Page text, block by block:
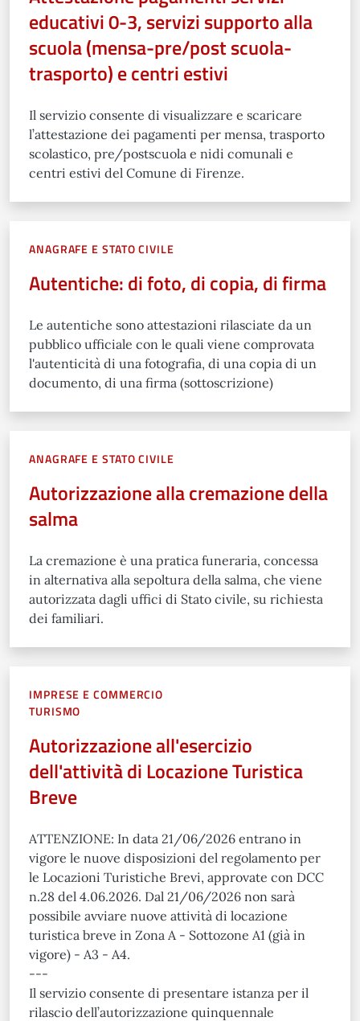
educativi 0-3, servizi supporto alla
scuola (mensa-pre/post scuola-
trasporto) e centri estivi
Il servizio consente di visualizzare e scaricare
l’attestazione dei pagamenti per mensa, trasporto
scolastico, pre/postscuola e nidi comunali e
centri estivi del Comune di Firenze.
ANAGRAFE E STATO CIVILE
Autentiche: di foto, di copia, di firma
Le autentiche sono attestazioni rilasciate da un
pubblico ufficiale con le quali viene comprovata
l'autenticità di una fotografia, di una copia di un
documento, di una firma (sottoscrizione)
ANAGRAFE E STATO CIVILE
Autorizzazione alla cremazione della
salma
La cremazione è una pratica funeraria, concessa
in alternativa alla sepoltura della salma, che viene
autorizzata dagli uffici di Stato civile, su richiesta
dei familiari.
IMPRESE E COMMERCIO
TURISMO
Autorizzazione all'esercizio
dell'attività di Locazione Turistica
Breve
ATTENZIONE: In data 21/06/2026 entrano in
vigore le nuove disposizioni del regolamento per
le Locazioni Turistiche Brevi, approvate con DCC
n.28 del 4.06.2026. Dal 21/06/2026 non sarà
possibile avviare nuove attività di locazione
turistica breve in Zona A - Sottozone A1 (già in
vigore) - A3 - A4.
---
Il servizio consente di presentare istanza per il
rilascio dell’autorizzazione quinquennale